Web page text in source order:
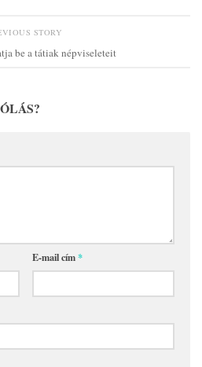
STORY
be a tátiak népviseleteit
E-mail cím*